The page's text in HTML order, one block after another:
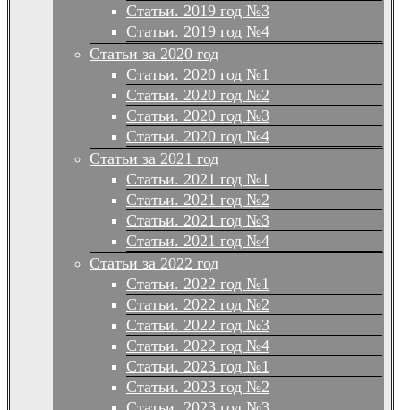
Статьи. 2019 год №3
Статьи. 2019 год №4
Статьи за 2020 год
Статьи. 2020 год №1
Статьи. 2020 год №2
Статьи. 2020 год №3
Статьи. 2020 год №4
Статьи за 2021 год
Статьи. 2021 год №1
Статьи. 2021 год №2
Статьи. 2021 год №3
Статьи. 2021 год №4
Статьи за 2022 год
Статьи. 2022 год №1
Статьи. 2022 год №2
Статьи. 2022 год №3
Статьи. 2022 год №4
Статьи. 2023 год №1
Статьи. 2023 год №2